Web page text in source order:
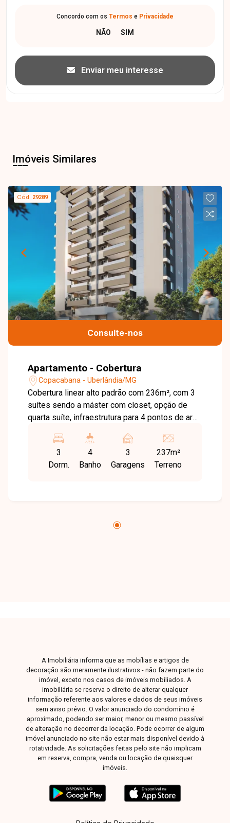
Concordo com os Termos e Privacidade
Enviar meu interesse
Imóveis Similares
Cód. 29289
Consulte-nos
Apartamento - Cobertura
Copacabana - Uberlândia/MG
Cobertura linear alto padrão com 236m², com 3
suítes sendo a máster com closet, opção de
quarta suíte, infraestrutura para 4 pontos de ar
de serviço, acesso da cozinha para a varanda
gourmet, varanda multiuso, piscina privativa,
closet, lavabo, salão de festas, bicicletário e 3
pronta para tirar suas dúvidas e te acompanhar
3
Dorm.
4
Banho
3
Garagens
237m²
Terreno
A Imobiliária informa que as mobílias e artigos de
decoração são meramente ilustrativos - não fazem parte do
imóvel, exceto nos casos de imóveis mobiliados. A
imobiliária se reserva o direito de alterar qualquer
informação referente aos valores e dados de seus imóveis
sem aviso prévio. O valor anunciado do condomínio é
aproximado, podendo ser maior, menor ou mesmo passível
de alteração no decorrer da locação. Pode ocorrer de algum
imóvel anunciado no site não estar mais disponível devido à
rotatividade. As solicitações feitas pelo site não implicam
em reserva, compra, venda ou locação de quaisquer
imóveis.